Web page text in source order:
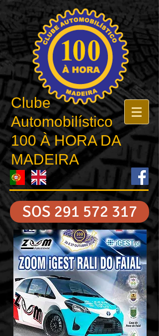
Clube
Automobilístico
100 À HORA DA
MADEIRA
SOS 291 572 317